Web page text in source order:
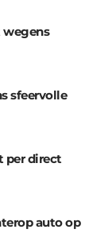
wegens
sfeervolle
per direct
auto op